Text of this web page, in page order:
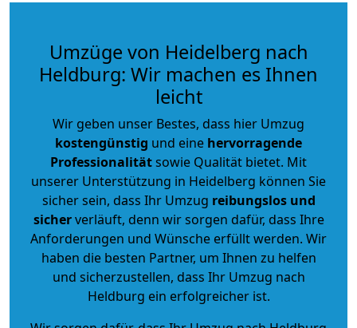
Umzüge von Heidelberg nach
Heldburg: Wir machen es Ihnen
leicht
Wir geben unser Bestes, dass hier Umzug
kostengünstig und eine hervorragende
Professionalitätsowie Qualität bietet. Mit
unserer Unterstützung in Heidelberg können Sie
sicher sein, dass Ihr Umzug reibungslos und
sicherverläuft, denn wir sorgen dafür, dass Ihre
Anforderungen und Wünsche erfüllt werden. Wir
haben die besten Partner, um Ihnen zu helfen
und sicherzustellen, dass Ihr Umzug nach
Heldburg ein erfolgreicher ist.